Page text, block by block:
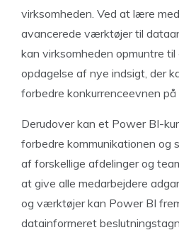
virksomheden. Ved at lære
avancerede værktøjer til
kan virksomheden opmuntre
opdagelse af nye indsigt, der
forbedre konkurrenceevnen på
Derudover kan et Power BI-
forbedre kommunikationen og
af forskellige afdelinger og
at give alle medarbejdere
og værktøjer kan Power BI
datainformeret